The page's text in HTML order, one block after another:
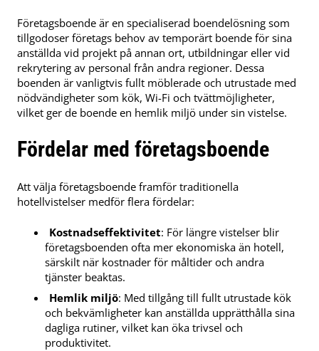
Företagsboende är en specialiserad boendelösning som
tillgodoser företags behov av temporärt boende för sina
anställda vid projekt på annan ort, utbildningar eller vid
rekrytering av personal från andra regioner. Dessa
boenden är vanligtvis fullt möblerade och utrustade med
nödvändigheter som kök, Wi-Fi och tvättmöjligheter,
vilket ger de boende en hemlik miljö under sin vistelse.
Fördelar med företagsboende
Att välja företagsboende framför traditionella
hotellvistelser medför flera fördelar:
Kostnadseffektivitet: För längre vistelser blir
företagsboenden ofta mer ekonomiska än hotell,
särskilt när kostnader för måltider och andra
tjänster beaktas.
Hemlik miljö: Med tillgång till fullt utrustade kök
och bekvämligheter kan anställda upprätthålla sina
dagliga rutiner, vilket kan öka trivsel och
produktivitet.